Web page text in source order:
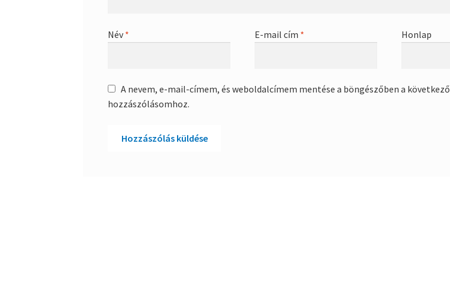
Név * E-mail cím * Honlap
A nevem, e-mail-címem, és weboldalcímem mentése a böngészőben a következő
hozzászólásomhoz.